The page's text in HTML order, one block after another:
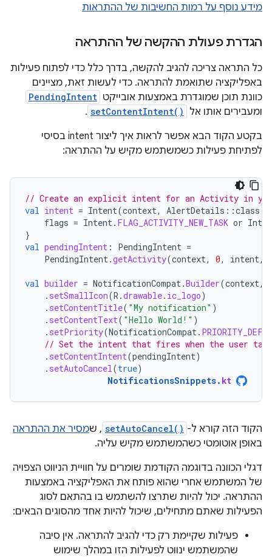
מידע נוסף על רמות החשיבות של ההתראות
הגדרת פעולת ההקשה של ההתראה
כל התראה צריכה להגיב להקשה, בדרך כלל כדי לפתוח פעילות
באפליקציה שתואמת להתראה. כדי לעשות זאת, מציינים
כוונת תוכן שמוגדרת באמצעות אובייקט PendingIntent
ומעבירים אותו אל setContentIntent()
.
בקטע הקוד הבא אפשר לראות איך ליצור intent בסיסי
לפתיחת פעילות כשמשתמש מקיש על ההתראה:
// Create an explicit intent for an Activity in
val intent = Intent(context, AlertDetails ::class
flags = Intent. FLAG_ACTIVITY_NEW_TASK or
}
val pendingIntent : PendingIntent =
PendingIntent.getActivity(context, 0, intent,
val builder = NotificationCompat.Builder(context,
. setSmallIcon(R .drawable. ic_logo)
. setContentTitle( "My notification" )
. setContentText( "Hello World!" )
. setPriority(NotificationCompat.
// Set the intent that fires when the user
. setContentIntent(pendingIntent)
. setAutoCancel(true)
NotificationsSnippets. kt
הקוד הזה קורא ל- setAutoCancel() , שמסיר את ההתראה
באופן אוטומטי כשהמשתמש מקיש עליה.
דגלי הכוונה בדוגמה הקודמת שומרים על חוויית הניווט הצפויה
של המשתמש אחרי שהוא פותח את האפליקציה באמצעות
ההתראה. יכול להיות שתרצו להשתמש בו בהתאם לסוג
הפעילות שאתם מתחילים, שיכול להיות אחד מהסוגים הבאים:
פעילות שקיימת רק כדי להגיב להתראה. אין סיבה
שהמשתמש ינווט לפעילות הזו במהלך שימוש